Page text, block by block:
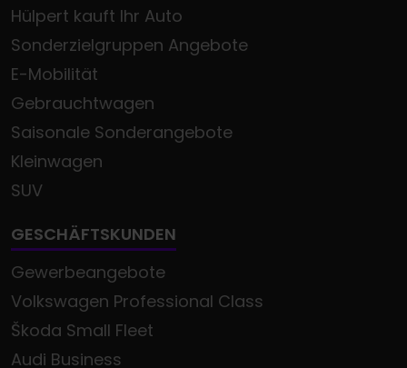
Hülpert kauft Ihr Auto
Sonderzielgruppen Angebote
E-Mobilität
Gebrauchtwagen
Saisonale Sonderangebote
Kleinwagen
SUV
GESCHÄFTSKUNDEN
Gewerbeangebote
Volkswagen Professional Class
Škoda Small Fleet
Audi Business